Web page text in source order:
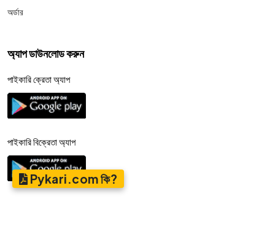
Pykari.com কি?
অর্ডার
অ্যাপ ডাউনলোড করুন
পাইকারি ক্রেতা অ্যাপ
পাইকারি বিক্রেতা অ্যাপ